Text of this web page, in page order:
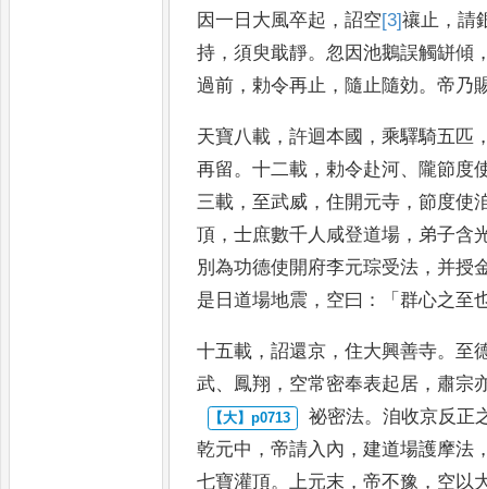
因一日大風卒起 ，詔空[3]禳止 ，請
持 ，須臾戢靜。忽因池鵝誤觸缾傾
過前 ，勅令再止 ， 隨止隨効。帝乃
天寶八載 ，許迴本國 ，乘驛騎五匹
再留。十二載 ，勅令赴河、 隴節度
三載 ，至武威 ，住開元寺 ，節度使
頂 ，士庶數千人咸登道場 ， 弟子含
別為功德使開府李元琮受法 ， 并授
是日道場地震 ， 空曰 ：「群心之至
十五載 ，詔還京 ，住大興善寺。至
武、 鳳翔 ， 空常密奉表起居 ， 肅宗
祕密法。洎收京反正
乾元中 ，帝請入內 ，建道場護摩法
七寶灌頂。上元末 ，帝不豫 ， 空以